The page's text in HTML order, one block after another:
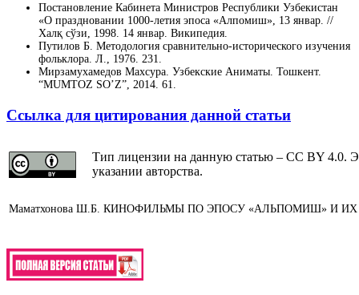
Постановление Кабинета Министров Республики Узбекистан
«О праздновании 1000-летия эпоса «Алпомиш», 13 январ. //
Халқ сўзи, 1998. 14 январ. Википедия.
Путилов Б. Методология сравнительно-исторического изучения
фольклора. Л., 1976. 231.
Мирзамухамедов Махсура. Узбекские Аниматы. Тошкент.
“MUMTOZ SO’Z”, 2014. 61.
Ссылка для цитирования данной статьи
Тип лицензии на данную статью – CC BY 4.0.
указании авторства.
Маматхонова Ш.Б. КИНОФИЛЬМЫ ПО ЭПОСУ «АЛЬПОМИШ» И ИХ